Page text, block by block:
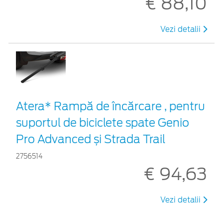
Vezi detalii
Atera* Rampă de încărcare , pentru
suportul de biciclete spate Genio
Pro Advanced și Strada Trail
2756514
€ 94,63
Vezi detalii